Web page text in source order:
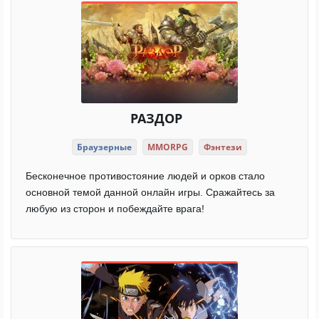
РАЗДОР
Браузерные MMORPG Фэнтези
Бесконечное противостояние людей и орков стало
основной темой данной онлайн игры. Сражайтесь за
любую из сторон и побеждайте врага!